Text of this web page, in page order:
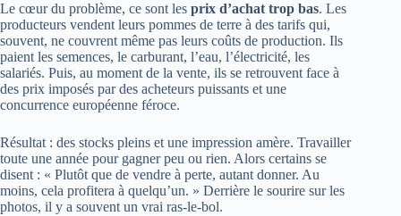
Le cœur du problème, ce sont les prix d’achat trop bas. Les
producteurs vendent leurs pommes de terre à des tarifs qui,
souvent, ne couvrent même pas leurs coûts de production. Ils
paient les semences, le carburant, l’eau, l’électricité, les
salariés. Puis, au moment de la vente, ils se retrouvent face à
des prix imposés par des acheteurs puissants et une
concurrence européenne féroce.
Résultat : des stocks pleins et une impression amère. Travailler
toute une année pour gagner peu ou rien. Alors certains se
disent : « Plutôt que de vendre à perte, autant donner. Au
moins, cela profitera à quelqu’un. » Derrière le sourire sur les
photos, il y a souvent un vrai ras-le-bol.